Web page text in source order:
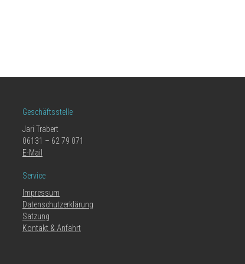
Geschäftsstelle
Jari Trabert
06131 – 62 79 071
E-Mail
Service
Impressum
Datenschutzerklärung
Satzung
Kontakt & Anfahrt